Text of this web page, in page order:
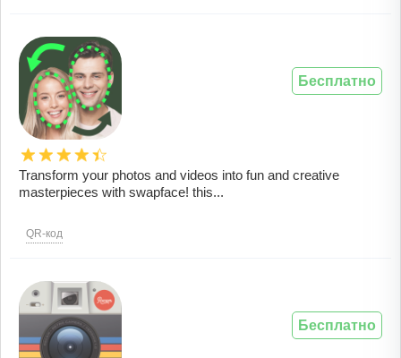
Transform your photos and videos into fun and creative
masterpieces with swapface! this...
QR-код
Бесплатно
Бесплатно